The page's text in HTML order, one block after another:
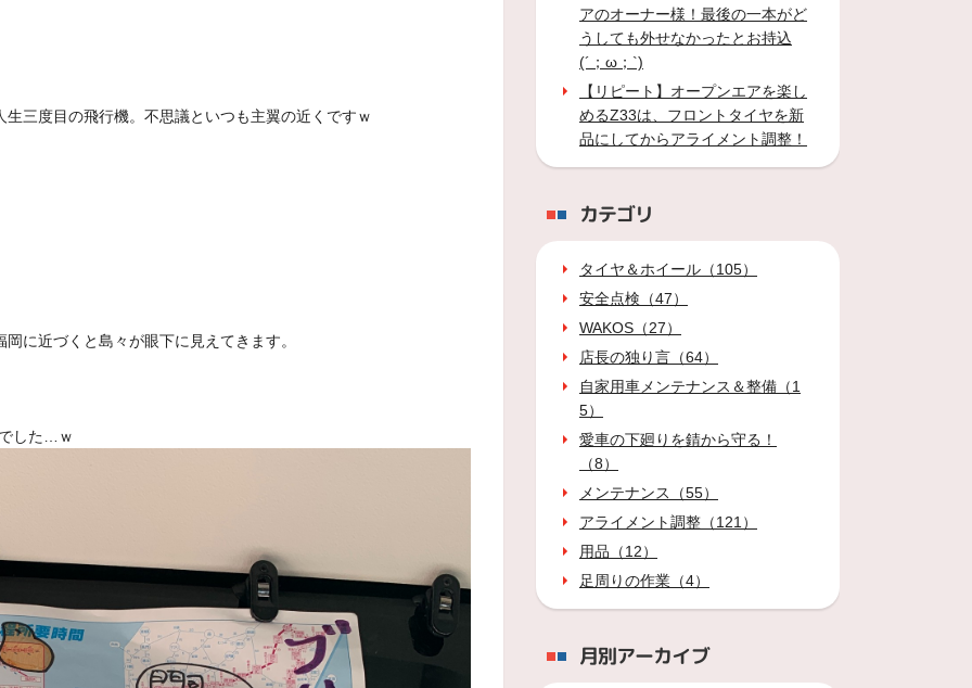
三度目の飛行機。不思議といつも主翼の近くですｗ
に近づくと島々が眼下に見えてきます。
した…ｗ
アのオーナー様！最後の一本がど
うしても外せなかったとお持込
(´；ω；`)
【リピート】オープンエアを楽し
めるZ33は、フロントタイヤを新
品にしてからアライメント調整！
カテゴリ
タイヤ＆ホイール（105）
安全点検（47）
WAKOS（27）
店長の独り言（64）
自家用車メンテナンス＆整備（1
5）
愛車の下廻りを錆から守る！
（8）
メンテナンス（55）
アライメント調整（121）
用品（12）
足周りの作業（4）
月別アーカイブ